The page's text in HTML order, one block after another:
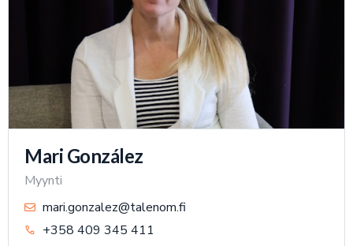
Mari González
Myynti
mari.gonzalez@talenom.fi
+358 409 345 411